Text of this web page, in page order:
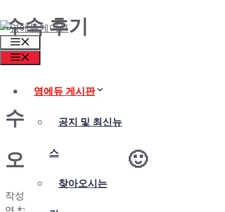
Skip
to
content
영에듀 게시판
공지 및 최신뉴
스
찾아오시는
수속 후기
수속 후기
오랫만이에요 🙂
작성자